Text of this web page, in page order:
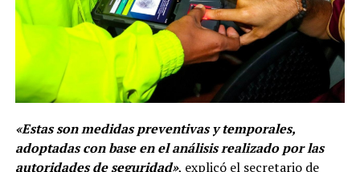
«Estas son medidas preventivas y temporales,
adoptadas con base en el análisis realizado por las
autoridades de seguridad», explicó el secretario de